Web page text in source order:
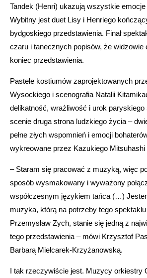
Tandek (Henri) ukazują wszystkie emocje
Wybitny jest duet Lisy i Henriego
bydgoskiego przedstawienia. Finał
czaru i tanecznych popisów, że widzowie
koniec przedstawienia.
Pastele kostiumów zaprojektowanych
Wysockiego i scenografia Natalii
delikatność, wrażliwość i urok
scenie druga strona ludzkiego życia –
pełne złych wspomnień i emocji
wykreowane przez Kazukiego Mitsuhashi
– Staram się pracować z muzyką, więc
sposób wysmakowany i wyważony
współczesnym językiem tańca (…)
muzyka, którą na potrzeby tego
Przemysław Zych, stanie się jedną z
tego przedstawienia – mówi Krzysztof
Barbarą Mielcarek-Krzyżanowską.
I tak rzeczywiście jest. Muzycy orkiestry